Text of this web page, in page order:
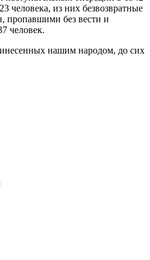
человека, из них безвозвратные
пропавшими без вести и
человек.
нашим народом, до сих